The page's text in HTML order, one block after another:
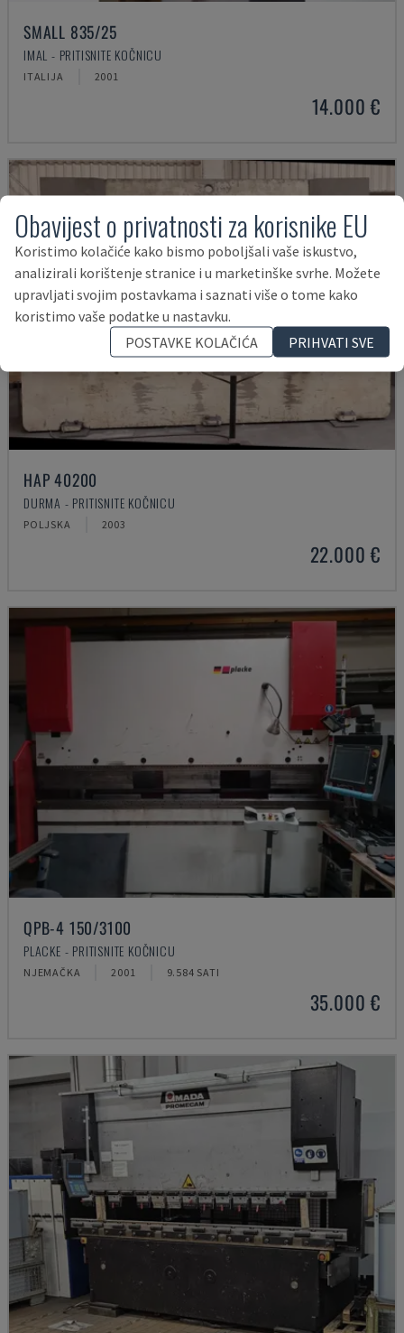
SMALL 835/25
IMAL - PRITISNITE KOČNICU
ITALIJA 2001
14.000 €
HAP 40200
DURMA - PRITISNITE KOČNICU
POLJSKA 2003
22.000 €
QPB-4 150/3100
PLACKE - PRITISNITE KOČNICU
NJEMAČKA 2001 9.584 SATI
35.000 €
Obavijest o privatnosti za korisnike EU
Koristimo kolačiće kako bismo poboljšali vaše iskustvo,
analizirali korištenje stranice i u marketinške svrhe. Možete
upravljati svojim postavkama i saznati više o tome kako
koristimo vaše podatke u nastavku.
POSTAVKE KOLAČIĆA
PRIHVATI SVE